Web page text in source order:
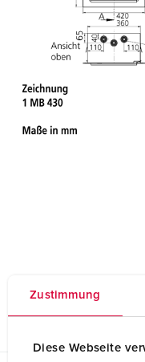
Zustimmung
Diese Webseite